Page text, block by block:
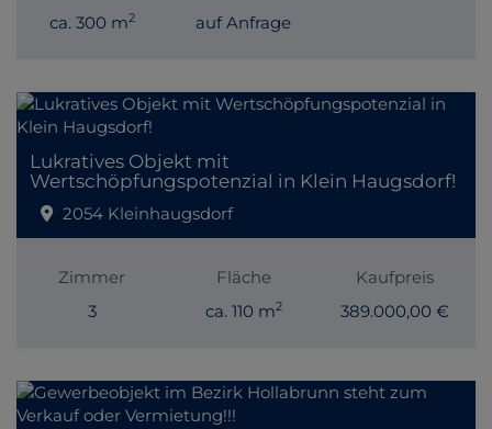
ca. 300 m2
auf Anfrage
Lukratives Objekt mit
Wertschöpfungspotenzial in Klein Haugsdorf!
2054 Kleinhaugsdorf
Zimmer
3
Fläche
ca. 110 m2
Kaufpreis
389.000,00 €